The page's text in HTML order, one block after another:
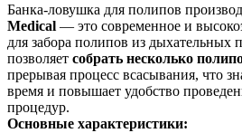
Банка-ловушка для полипов
Medical — это современное и
для забора полипов из дыхательных
позволяет собрать несколько
прерывая процесс всасывания, что
время и повышает удобство
процедур.
Основные характеристики: